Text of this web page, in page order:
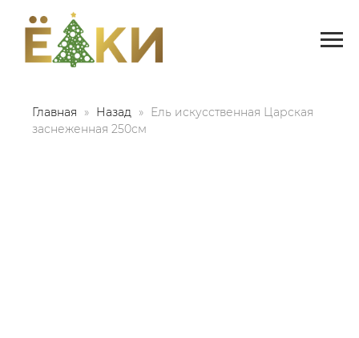
Главная Назад
Ель искусственная Царская
заснеженная 250см